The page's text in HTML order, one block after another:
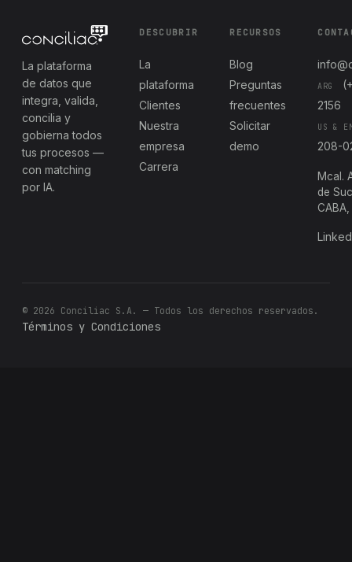
La plataforma
de datos que
integra, valida,
concilia y
gobierna todos
tus procesos —
con matching
por IA.
DESCUBRIR
La
plataforma
Clientes
Nuestra
empresa
Carrera
RECURSOS
Blog
Preguntas
frecuentes
Solicitar
demo
ARG
2156
US &
208-
Mcal.
de
© 2026 Conciliac S.A. — Todos los derechos reservados.
Términos y Condiciones